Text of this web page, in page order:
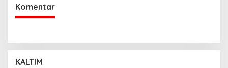
Komentar
KALTIM